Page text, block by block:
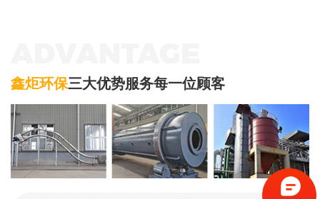
鑫炬环保三大优势服务每一位顾客